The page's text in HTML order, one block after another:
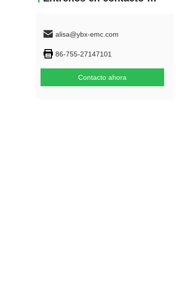
alisa@ybx-emc.com
86-755-27147101
Contacto ahora